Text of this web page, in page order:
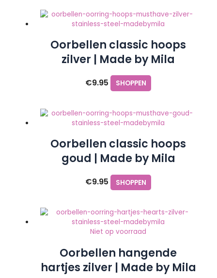
Oorbellen classic hoops
zilver | Made by Mila
€9.95 SHOPPEN
Oorbellen classic hoops
goud | Made by Mila
€9.95 SHOPPEN
Niet op voorraad
Oorbellen hangende
hartjes zilver | Made by Mila